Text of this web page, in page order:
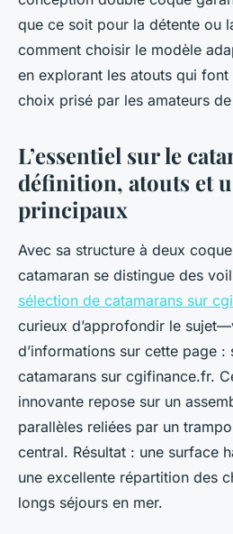
avec style
Mya•19 juin 2025• 5 min de lecture
que ce soit pour la détente ou
comment choisir le modèle
en explorant les atouts qui
choix prisé par les amateurs
L’essentiel sur le
définition, atouts et
principaux
Avec sa structure à deux
catamaran se distingue des
sélection de catamarans sur
curieux d’approfondir le
d’informations sur cette page :
catamarans sur cgifinance.fr.
innovante repose sur un
parallèles reliées par un
central. Résultat : une surface
une excellente répartition des
longs séjours en mer.